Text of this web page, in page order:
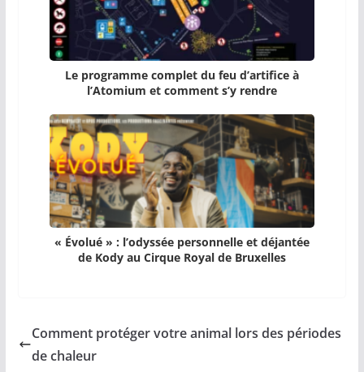
Le programme complet du feu d’artifice à
l’Atomium et comment s’y rendre
« Évolué » : l’odyssée personnelle et déjantée
de Kody au Cirque Royal de Bruxelles
Comment protéger votre animal lors des périodes
de chaleur